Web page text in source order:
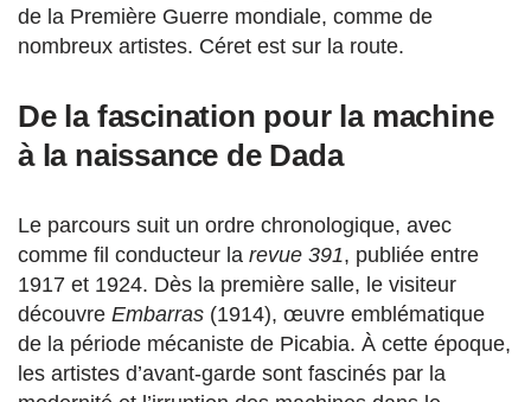
de la Première Guerre mondiale, comme de
nombreux artistes. Céret est sur la route.
De la fascination pour la machine
à la naissance de Dada
Le parcours suit un ordre chronologique, avec
comme fil conducteur la revue 391, publiée entre
1917 et 1924. Dès la première salle, le visiteur
découvre Embarras (1914), œuvre emblématique
de la période mécaniste de Picabia. À cette époque,
les artistes d’avant-garde sont fascinés par la